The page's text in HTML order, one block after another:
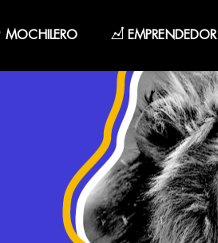
MOCHILERO EMPRENDEDOR